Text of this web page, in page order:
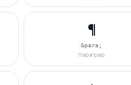
¶
&para;
Параграф